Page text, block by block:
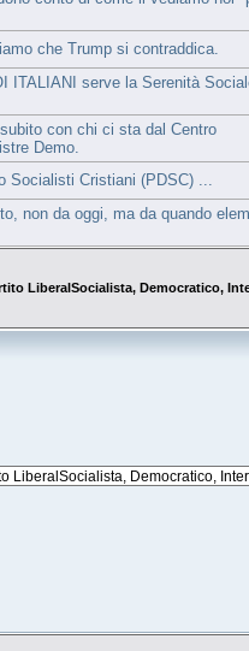
che Trump si contraddica.
ITALIANI serve la Serenità
con chi ci sta dal Centro
Demo.
Socialisti Cristiani (PDSC) ...
non da oggi, ma da quando
LiberalSocialista, Democratico,